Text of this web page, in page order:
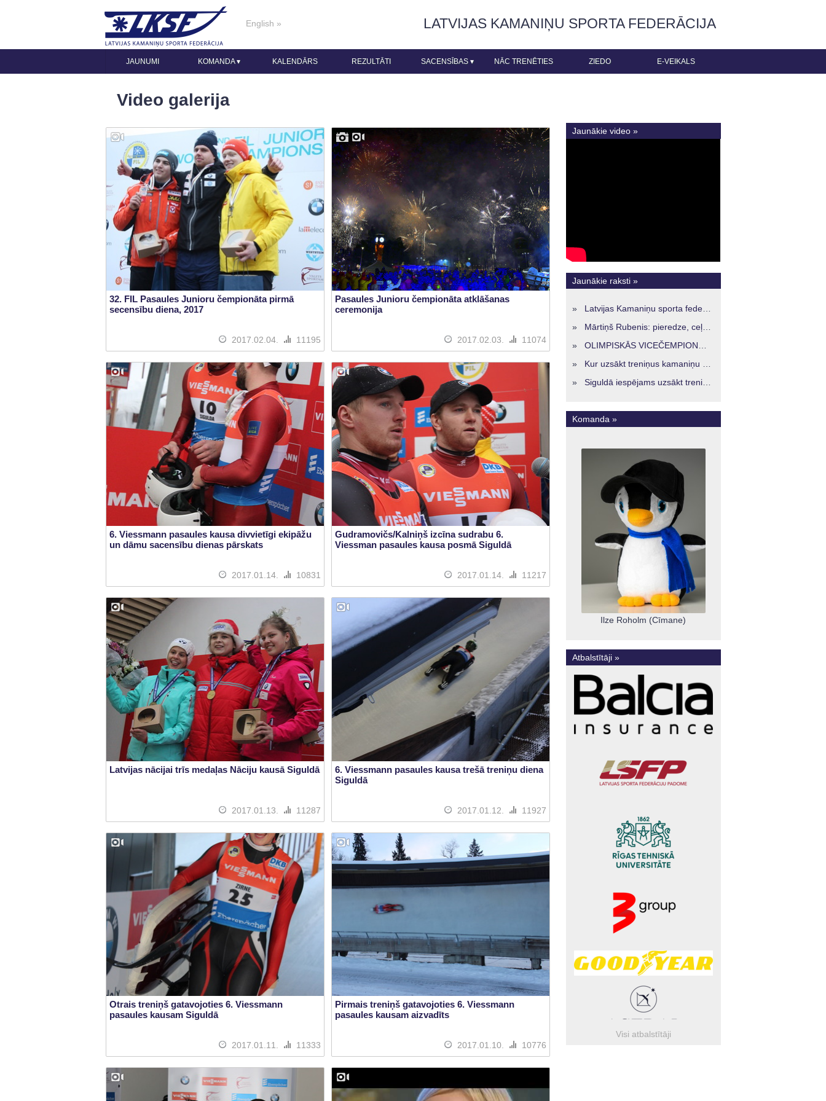
English » LATVIJAS KAMANIŅU SPORTA FEDERĀCIJA
JAUNUMI KOMANDA▾ KALENDĀRS REZULTĀTI SACENSĪBAS ▾ NĀC TRENĒTIES ZIEDO E-VEIKALS
Video galerija
32. FIL Pasaules Junioru čempionāta pirmā
secensību diena, 2017
2017.02.04. 11195
Pasaules Junioru čempionāta atklāšanas
ceremonija
2017.02.03. 11074
6. Viessmann pasaules kausa divvietīgi ekipāžu
un dāmu sacensību dienas pārskats
2017.01.14. 10831
Gudramovičs/Kalniņš izcīna sudrabu 6.
Viessman pasaules kausa posmā Siguldā
2017.01.14. 11217
Latvijas nācijai trīs medaļas Nāciju kausā Siguldā
2017.01.13. 11287
6. Viessmann pasaules kausa trešā treniņu diena
Siguldā
2017.01.12. 11927
Otrais treniņš gatavojoties 6. Viessmann
pasaules kausam Siguldā
2017.01.11. 11333
Pirmais treniņš gatavojoties 6. Viessmann
pasaules kausam aizvadīts
2017.01.10. 10776
Jaunākie video »
Jaunākie raksti »
» Latvijas Kamaniņu sporta federācijā ievēlēta vadība nākamajam četru gadu termiņam
» Mārtiņš Rubenis: pieredze, ceļš un skatījums uz Latvijas kamaniņu sportu
»OLIMPISKĀS VICEČEMPIONES ENERĢIJA TURPINĀS ARĪ STARPSEZONĀ
» Kur uzsākt treniņus kamaniņu sportā Latvijā? Iespējas jaunajiem sportistiem visos reģionos
»Siguldā iespējams uzsākt treniņus kamaniņu sportā – vide, kur veidojas nākamā sportistu paaudze
Komanda »
Ilze Roholm (Cīmane)
Atbalstītāji »
Visi atbalstītāji